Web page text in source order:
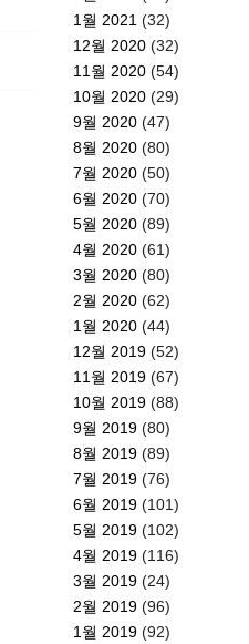
1월 2021 (32)
12월 2020 (32)
11월 2020 (54)
10월 2020 (29)
9월 2020 (47)
8월 2020 (80)
7월 2020 (50)
6월 2020 (70)
5월 2020 (89)
4월 2020 (61)
3월 2020 (80)
2월 2020 (62)
1월 2020 (44)
12월 2019 (52)
11월 2019 (67)
10월 2019 (88)
9월 2019 (80)
8월 2019 (89)
7월 2019 (76)
6월 2019 (101)
5월 2019 (102)
4월 2019 (116)
3월 2019 (24)
2월 2019 (96)
1월 2019 (92)